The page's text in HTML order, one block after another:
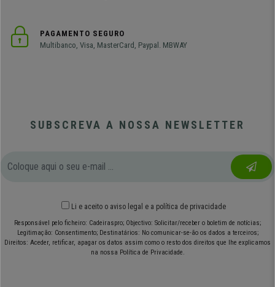
PAGAMENTO SEGURO
Multibanco, Visa, MasterCard, Paypal. MBWAY
SUBSCREVA A NOSSA NEWSLETTER
Li e aceito o aviso legal e a política de privacidade
Responsável pelo ficheiro: Cadeiraspro; Objectivo: Solicitar/receber o boletim de notícias;
Legitimação: Consentimento; Destinatários: No comunicar-se-ão os dados a terceiros;
Direitos: Aceder, retificar, apagar os datos assim como o resto dos direitos que lhe explicamos
na nossa Política de Privacidade.